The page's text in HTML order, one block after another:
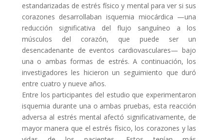
estandarizadas de estrés físico y mental para ver si sus
corazones desarrollaban isquemia miocárdica —una
reducción significativa del flujo sanguíneo a los
músculos del corazón, que puede ser un
desencadenante de eventos cardiovasculares— bajo
una o ambas formas de estrés. A continuación, los
investigadores les hicieron un seguimiento que duró
entre cuatro y nueve años.
Entre los participantes del estudio que experimentaron
isquemia durante una o ambas pruebas, esta reacción
adversa al estrés mental afectó significativamente, de
mayor manera que el estrés físico, los corazones y las